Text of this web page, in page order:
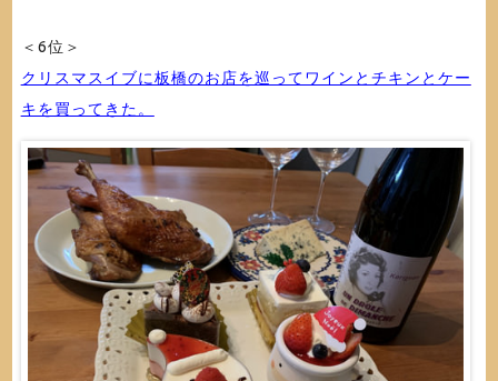
＜6位＞
クリスマスイブに板橋のお店を巡ってワインとチキンとケー
キを買ってきた。